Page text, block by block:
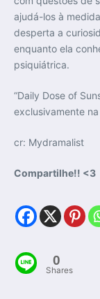
ajudá-los à
desperta a
enquanto ela
psiquiátrica.
“Daily Dose of
exclusivamente
cr: Mydramalist
Compartilhe!! <3
0
Shares